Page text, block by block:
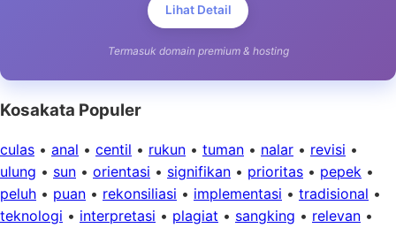
Lihat Detail
Termasuk domain premium & hosting
Kosakata Populer
culas • anal • centil • rukun • tuman • nalar • revisi •
ulung • sun • orientasi • signifikan • prioritas • pepek •
peluh • puan • rekonsiliasi • implementasi • tradisional •
teknologi • interpretasi • plagiat • sangking • relevan •